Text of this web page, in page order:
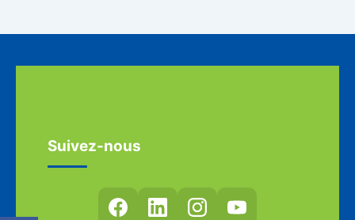
Suivez-nous